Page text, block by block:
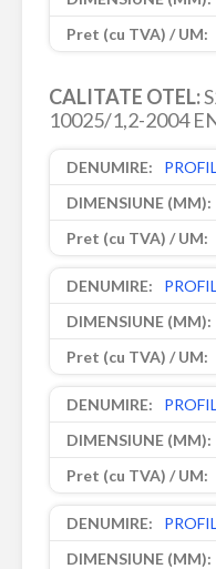
CALITATE OTEL:
10025/1,2-2004